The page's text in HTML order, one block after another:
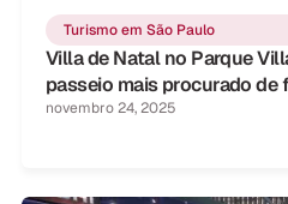
Turismo em São Paulo
Villa de Natal no Parque
passeio mais procurado de
novembro 24, 2025